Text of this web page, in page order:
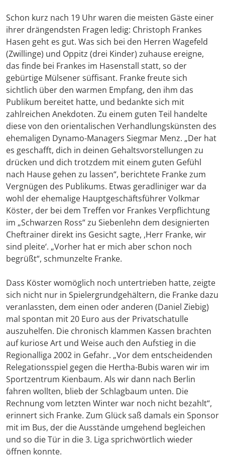
Schon kurz nach 19 Uhr waren die meisten Gäste einer
ihrer drängendsten Fragen ledig: Christoph Frankes
Hasen geht es gut. Was sich bei den Herren Wagefeld
(Zwillinge) und Oppitz (drei Kinder) zuhause ereigne,
das finde bei Frankes im Hasenstall statt, so der
gebürtige Mülsener süffisant. Franke freute sich
sichtlich über den warmen Empfang, den ihm das
Publikum bereitet hatte, und bedankte sich mit
zahlreichen Anekdoten. Zu einem guten Teil handelte
diese von den orientalischen Verhandlungskünsten des
ehemaligen Dynamo-Managers Siegmar Menz. „Der hat
es geschafft, dich in deinen Gehaltsvorstellungen zu
drücken und dich trotzdem mit einem guten Gefühl
nach Hause gehen zu lassen“, berichtete Franke zum
Vergnügen des Publikums. Etwas geradliniger war da
wohl der ehemalige Hauptgeschäftsführer Volkmar
Köster, der bei dem Treffen vor Frankes Verpflichtung
im „Schwarzen Ross“ zu Siebenlehn dem designierten
Cheftrainer direkt ins Gesicht sagte, ,Herr Franke, wir
sind pleite‘. „Vorher hat er mich aber schon noch
begrüßt“, schmunzelte Franke.
Dass Köster womöglich noch untertrieben hatte, zeigte
sich nicht nur in Spielergrundgehältern, die Franke dazu
veranlassten, dem einen oder anderen (Daniel Ziebig)
mal spontan mit 20 Euro aus der Privatschatulle
auszuhelfen. Die chronisch klammen Kassen brachten
auf kuriose Art und Weise auch den Aufstieg in die
Regionalliga 2002 in Gefahr. „Vor dem entscheidenden
Relegationsspiel gegen die Hertha-Bubis waren wir im
Sportzentrum Kienbaum. Als wir dann nach Berlin
fahren wollten, blieb der Schlagbaum unten. Die
Rechnung vom letzten Winter war noch nicht bezahlt“,
erinnert sich Franke. Zum Glück saß damals ein Sponsor
mit im Bus, der die Ausstände umgehend begleichen
und so die Tür in die 3. Liga sprichwörtlich wieder
öffnen konnte.